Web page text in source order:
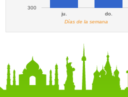
ju. do.
300
Días de la semana